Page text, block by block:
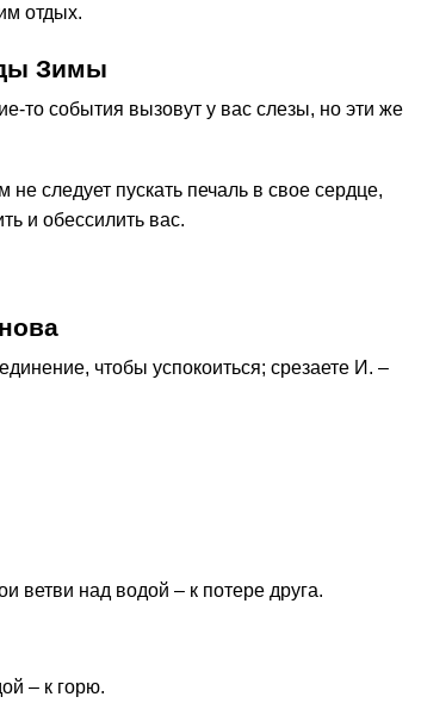
отдых.
Зимы
то события вызовут у вас слезы, но эти же
следует пускать печаль в свое сердце,
и обессилить вас.
чтобы успокоиться; срезаете И. –
ветви над водой – к потере друга.
– к горю.